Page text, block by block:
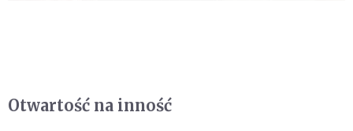
Otwartość na inność